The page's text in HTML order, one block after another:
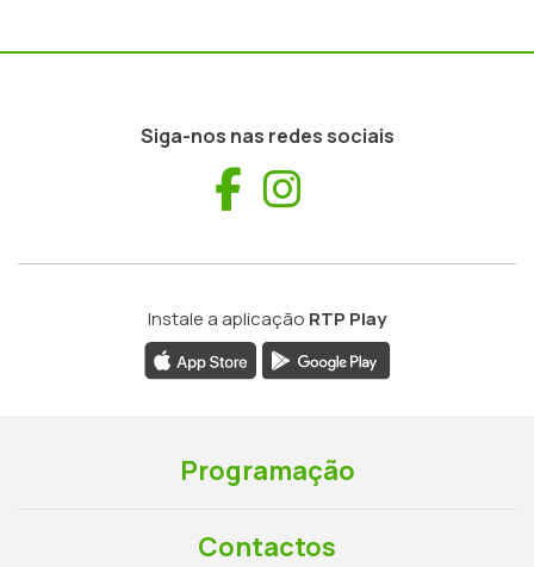
Siga-nos nas redes sociais
Facebook
Instale a aplicação RTP Play
Programação
Contactos